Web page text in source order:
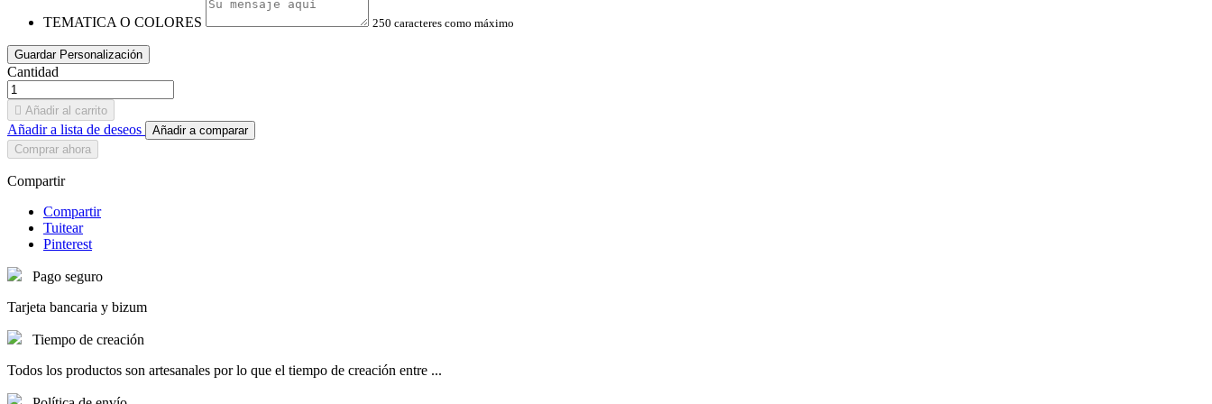
TEMATICA O COLORES 250 caracteres como máximo
Guardar Personalización
Cantidad
 Añadir al carrito
Añadir a lista de deseos
Añadir a comparar
Comprar ahora
Compartir
Compartir
Tuitear
Pinterest
Pago seguro
Tarjeta bancaria y bizum
Tiempo de creación
Todos los productos son artesanales por lo que el tiempo de creación entre ...